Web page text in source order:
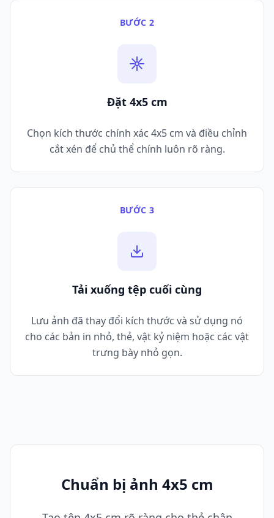
BƯỚC 2
Đặt 4x5 cm
Chọn kích thước chính xác 4x5 cm và điều chỉnh
cắt xén để chủ thể chính luôn rõ ràng.
BƯỚC 3
Tải xuống tệp cuối cùng
Lưu ảnh đã thay đổi kích thước và sử dụng nó
cho các bản in nhỏ, thẻ, vật kỷ niệm hoặc các vật
trưng bày nhỏ gọn.
Chuẩn bị ảnh 4x5 cm